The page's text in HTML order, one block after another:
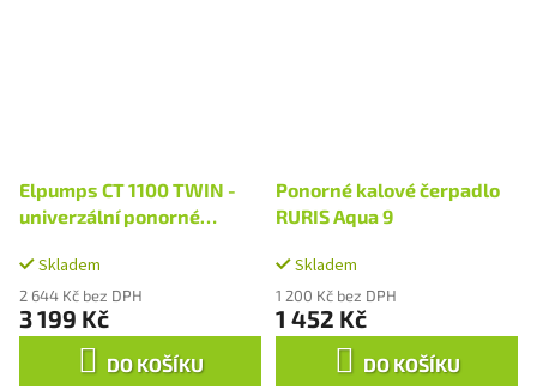
Elpumps CT 1100 TWIN -
univerzální ponorné
Skladem
2 644 Kč bez DPH
3 199 Kč
DO KOŠÍKU
Ponorné kalové čerpadlo
RURIS Aqua 9
Skladem
1 200 Kč bez DPH
1 452 Kč
DO KOŠÍKU